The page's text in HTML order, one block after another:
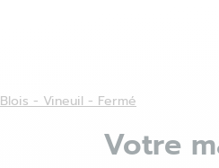
Blois - Vineuil - Fermé
Votre